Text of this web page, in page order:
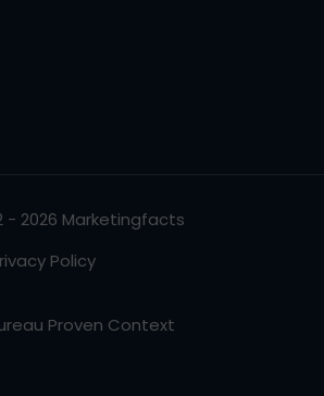
- 2026 Marketingfacts
Policy
Proven Context